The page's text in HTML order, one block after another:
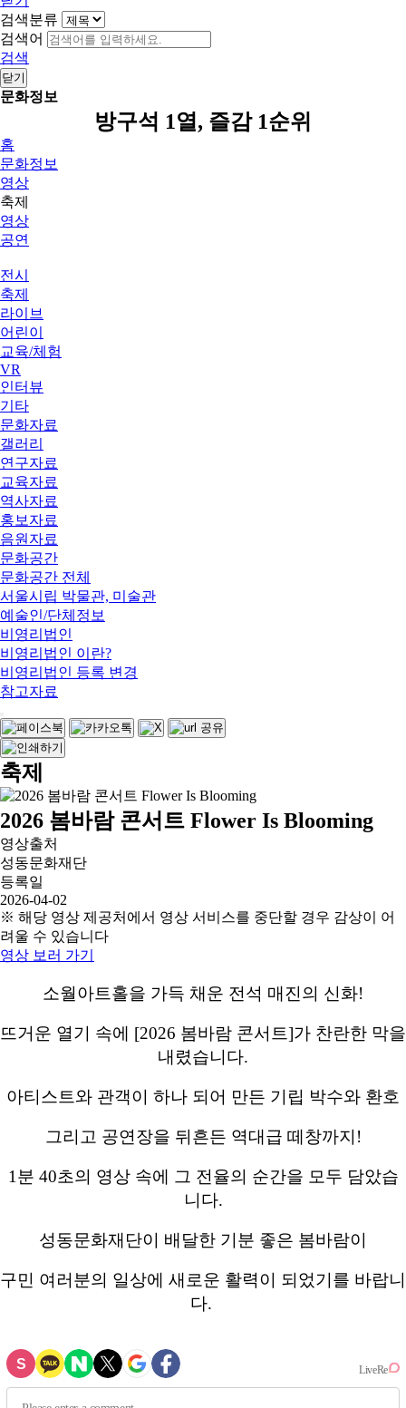
검색분류
검색어
검색
닫기
문화정보
방구석 1열, 즐감 1순위
홈
문화정보
영상
축제
영상
공연
전시
축제
라이브
어린이
교육/체험
VR
인터뷰
기타
문화자료
갤러리
연구자료
교육자료
역사자료
홍보자료
음원자료
문화공간
문화공간 전체
서울시립 박물관, 미술관
예술인/단체정보
비영리법인
비영리법인 이란?
비영리법인 등록 변경
참고자료
축제
2026 봄바람 콘서트 Flower Is Blooming
영상출처
성동문화재단
등록일
2026-04-02
※ 해당 영상 제공처에서 영상 서비스를 중단할 경우 감상이 어
려울 수 있습니다
영상 보러 가기
소월아트홀을 가득 채운 전석 매진의 신화!
뜨거운 열기 속에 [2026 봄바람 콘서트]가 찬란한 막을
내렸습니다.
아티스트와 관객이 하나 되어 만든 기립 박수와 환호
그리고 공연장을 뒤흔든 역대급 떼창까지!
1분 40초의 영상 속에 그 전율의 순간을 모두 담았습
니다.
성동문화재단이 배달한 기분 좋은 봄바람이
구민 여러분의 일상에 새로운 활력이 되었기를 바랍니
다.